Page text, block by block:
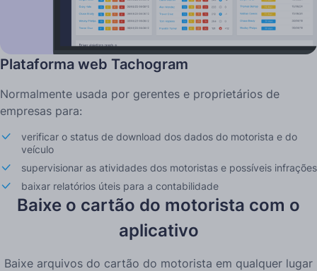
Plataforma web Tachogram
Normalmente usada por gerentes e proprietários de
empresas para:
verificar o status de download dos dados do motorista e do
veículo
supervisionar as atividades dos motoristas e possíveis infrações
baixar relatórios úteis para a contabilidade
Baixe o cartão do motorista com o
aplicativo
Baixe arquivos do cartão do motorista em qualquer lugar